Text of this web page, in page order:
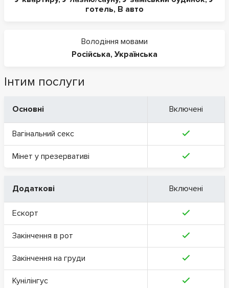
готель, В авто
Володіння мовами
Російська, Українська
Інтим послуги
Основні Включені
Вагінальний секс
Мінет у презервативі
Додаткові Включені
Ескорт
Закінчення в рот
Закінчення на груди
Кунілінгус